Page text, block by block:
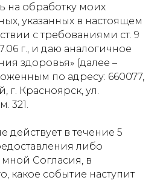
на обработку моих
указанных в настоящем
с требованиями ст. 9
г., и даю аналогичное
здоровья» (далее –
по адресу: 660077,
г. Красноярск, ул.
321.
действует в течение 5
либо
Согласия, в
какое событие наступит